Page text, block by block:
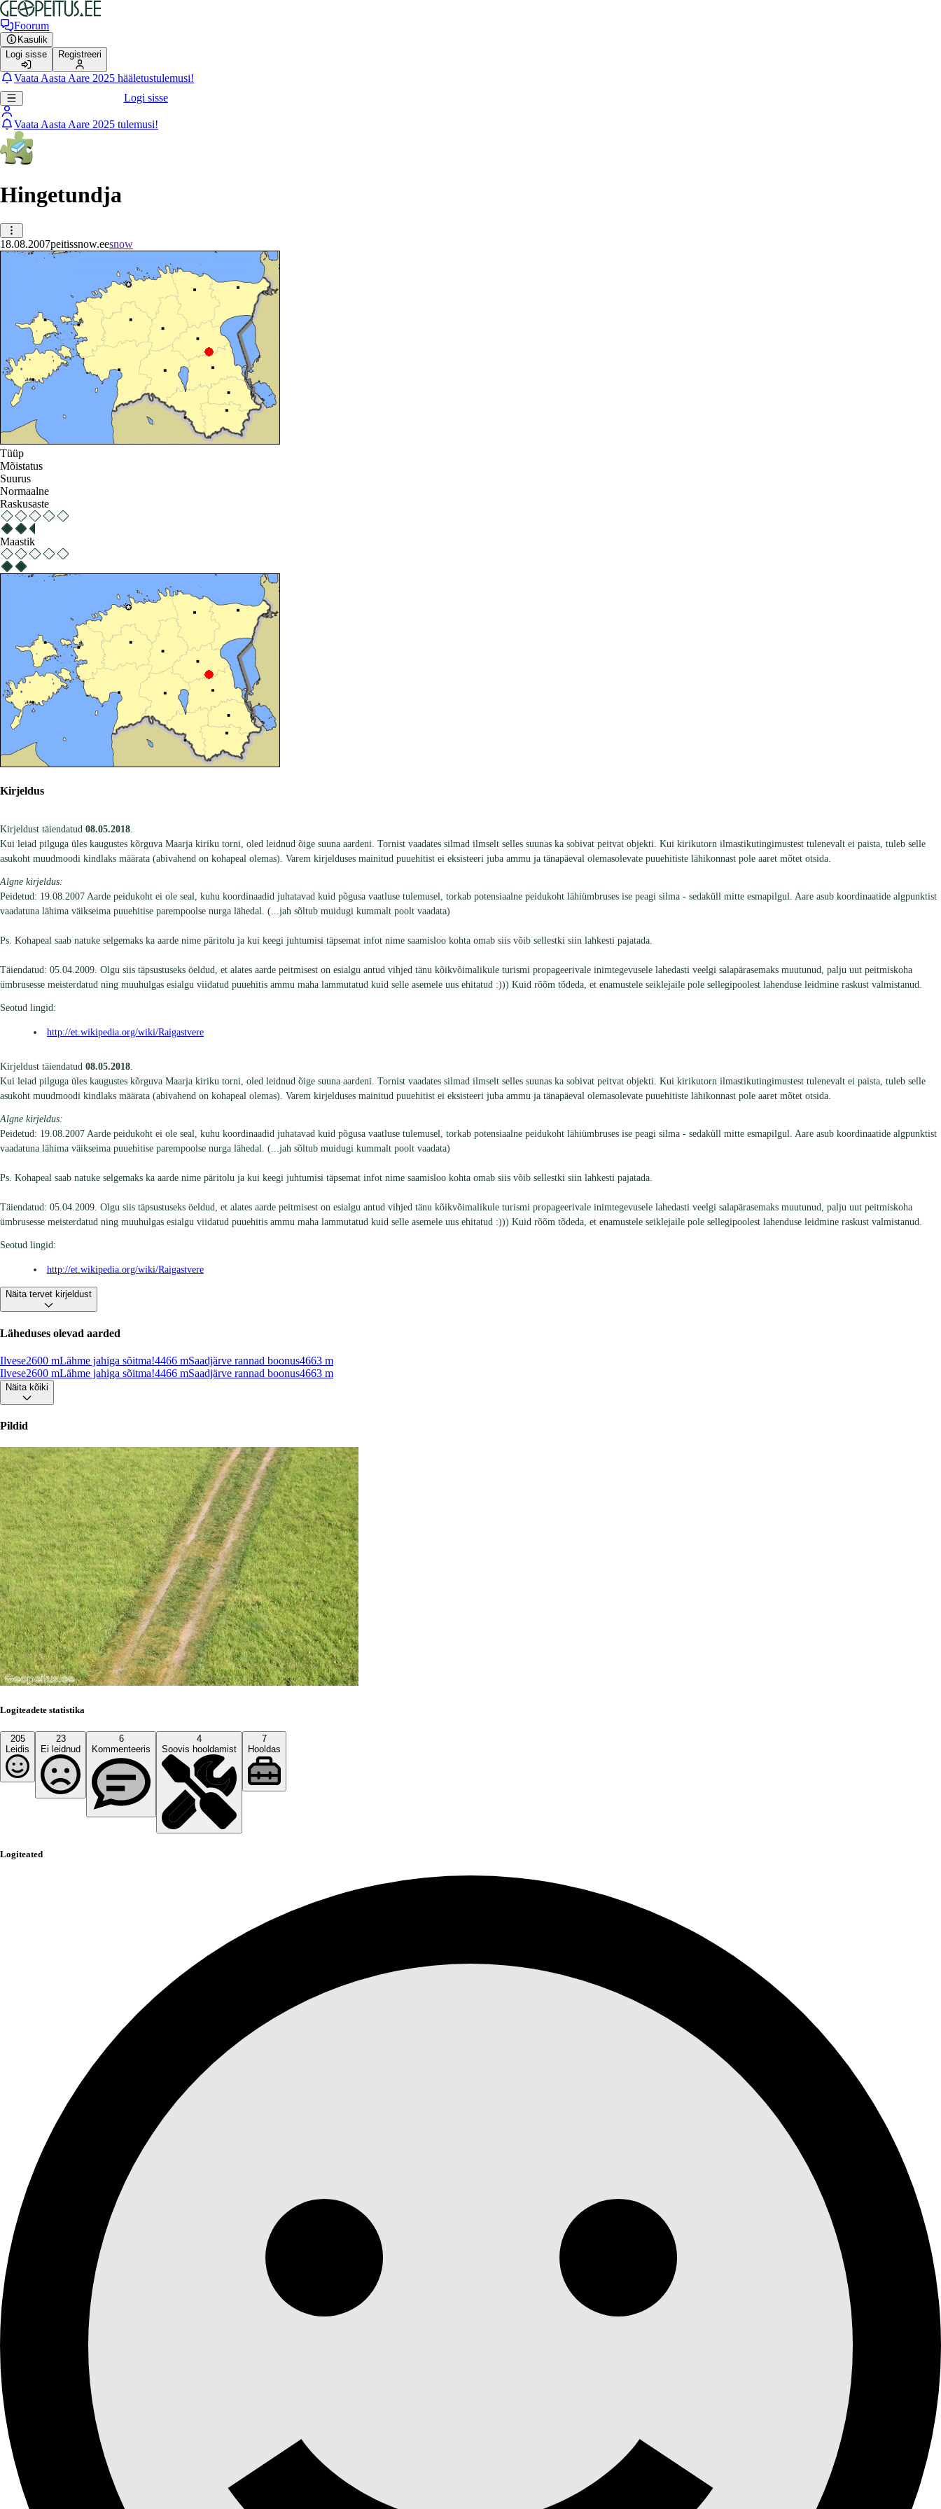
Foorum
Kasulik
Logi sisse
Registreeri
Vaata Aasta Aare 2025 hääletustulemusi!
Logi sisse
Vaata Aasta Aare 2025 tulemusi!
Hingetundja
18.08.2007peitissnow.eesnow
Tüüp
Mõistatus
Suurus
Normaalne
Raskusaste
Maastik
Kirjeldus
Kirjeldust täiendatud 08.05.2018.
Kui leiad pilguga üles kaugustes kõrguva Maarja kiriku torni, oled leidnud õige suuna aardeni. Tornist vaadates silmad ilmselt selles suunas ka sobivat peitvat objekti. Kui kirikutorn ilmastikutingimustest tulenevalt ei paista, tuleb selle
asukoht muudmoodi kindlaks määrata (abivahend on kohapeal olemas). Varem kirjelduses mainitud puuehitist ei eksisteeri juba ammu ja tänapäeval olemasolevate puuehitiste lähikonnast pole aaret mõtet otsida.
Algne kirjeldus:
Peidetud: 19.08.2007 Aarde peidukoht ei ole seal, kuhu koordinaadid juhatavad kuid põgusa vaatluse tulemusel, torkab potensiaalne peidukoht lähiümbruses ise peagi silma - sedaküll mitte esmapilgul. Aare asub koordinaatide algpunktist
vaadatuna lähima väikseima puuehitise parempoolse nurga lähedal. (...jah sõltub muidugi kummalt poolt vaadata)
Ps. Kohapeal saab natuke selgemaks ka aarde nime päritolu ja kui keegi juhtumisi täpsemat infot nime saamisloo kohta omab siis võib sellestki siin lahkesti pajatada.
Täiendatud: 05.04.2009. Olgu siis täpsustuseks öeldud, et alates aarde peitmisest on esialgu antud vihjed tänu kõikvõimalikule turismi propageerivale inimtegevusele lahedasti veelgi salapärasemaks muutunud, palju uut peitmiskoha
ümbrusesse meisterdatud ning muuhulgas esialgu viidatud puuehitis ammu maha lammutatud kuid selle asemele uus ehitatud :))) Kuid rõõm tõdeda, et enamustele seiklejaile pole sellegipoolest lahenduse leidmine raskust valmistanud.
Seotud lingid:
http://et.wikipedia.org/wiki/Raigastvere
Kirjeldust täiendatud 08.05.2018.
Kui leiad pilguga üles kaugustes kõrguva Maarja kiriku torni, oled leidnud õige suuna aardeni. Tornist vaadates silmad ilmselt selles suunas ka sobivat peitvat objekti. Kui kirikutorn ilmastikutingimustest tulenevalt ei paista, tuleb selle
asukoht muudmoodi kindlaks määrata (abivahend on kohapeal olemas). Varem kirjelduses mainitud puuehitist ei eksisteeri juba ammu ja tänapäeval olemasolevate puuehitiste lähikonnast pole aaret mõtet otsida.
Algne kirjeldus:
Peidetud: 19.08.2007 Aarde peidukoht ei ole seal, kuhu koordinaadid juhatavad kuid põgusa vaatluse tulemusel, torkab potensiaalne peidukoht lähiümbruses ise peagi silma - sedaküll mitte esmapilgul. Aare asub koordinaatide algpunktist
vaadatuna lähima väikseima puuehitise parempoolse nurga lähedal. (...jah sõltub muidugi kummalt poolt vaadata)
Ps. Kohapeal saab natuke selgemaks ka aarde nime päritolu ja kui keegi juhtumisi täpsemat infot nime saamisloo kohta omab siis võib sellestki siin lahkesti pajatada.
Täiendatud: 05.04.2009. Olgu siis täpsustuseks öeldud, et alates aarde peitmisest on esialgu antud vihjed tänu kõikvõimalikule turismi propageerivale inimtegevusele lahedasti veelgi salapärasemaks muutunud, palju uut peitmiskoha
ümbrusesse meisterdatud ning muuhulgas esialgu viidatud puuehitis ammu maha lammutatud kuid selle asemele uus ehitatud :))) Kuid rõõm tõdeda, et enamustele seiklejaile pole sellegipoolest lahenduse leidmine raskust valmistanud.
Seotud lingid:
http://et.wikipedia.org/wiki/Raigastvere
Näita tervet kirjeldust
Läheduses olevad aarded
Ilvese2600 mLähme jahiga sõitma!4466 mSaadjärve rannad boonus4663 m
Ilvese2600 mLähme jahiga sõitma!4466 mSaadjärve rannad boonus4663 m
Näita kõiki
Pildid
Logiteadete statistika
205
Leidis
23
Ei leidnud
6
Kommenteeris
4
Soovis hooldamist
7
Hooldas
Logiteated